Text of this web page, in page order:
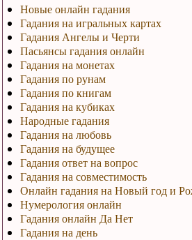
Новые онлайн гадания
Гадания на игральных картах
Гадания Ангелы и Черти
Пасьянсы гадания онлайн
Гадания на монетах
Гадания по рунам
Гадания по книгам
Гадания на кубиках
Народные гадания
Гадания на любовь
Гадания на будущее
Гадания ответ на вопрос
Гадания на совместимость
Онлайн гадания на Новый год и
Нумерология онлайн
Гадания онлайн Да Нет
Гадания на день